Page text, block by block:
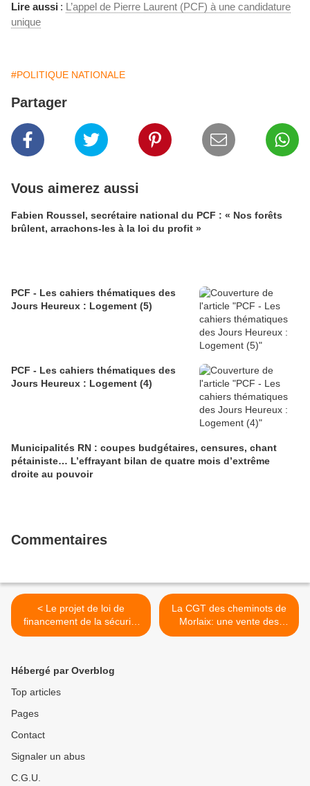
Lire aussi : L’appel de Pierre Laurent (PCF) à une candidature
unique
#POLITIQUE NATIONALE
Partager
Vous aimerez aussi
Fabien Roussel, secrétaire national du PCF : « Nos forêts
brûlent, arrachons-les à la loi du profit »
PCF - Les cahiers thématiques des
Jours Heureux : Logement (5)
PCF - Les cahiers thématiques des
Jours Heureux : Logement (4)
Municipalités RN : coupes budgétaires, censures, chant
pétainiste… L’effrayant bilan de quatre mois d’extrême
droite au pouvoir
Commentaires
< Le projet de loi de
financement de la sécurité
sociale pour 2017 adopté:
(explication de Jacqueline
La CGT des cheminots de
Morlaix: une vente des
billets à petite vitesse en
Hébergé par Overblog
Top articles
Pages
Contact
Signaler un abus
C.G.U.